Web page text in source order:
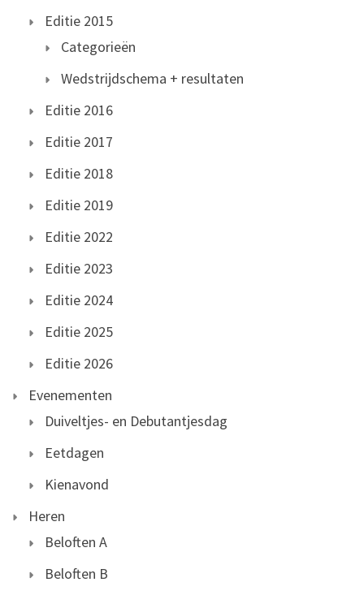
Editie 2015
Categorieën
Wedstrijdschema + resultaten
Editie 2016
Editie 2017
Editie 2018
Editie 2019
Editie 2022
Editie 2023
Editie 2024
Editie 2025
Editie 2026
Evenementen
Duiveltjes- en Debutantjesdag
Eetdagen
Kienavond
Heren
Beloften A
Beloften B